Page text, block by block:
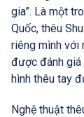
gia”. Là một
Quốc, thêu
riêng mình với
được đánh giá
hình thêu tay
Nghệ thuật